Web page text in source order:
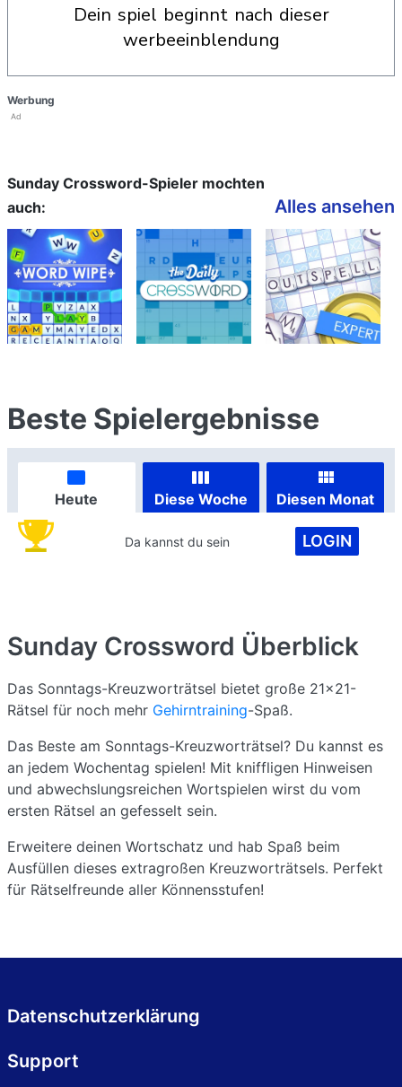
dein spiel beginnt nach dieser
werbeeinblendung
Werbung
Ad
Sunday Crossword-Spieler mochten
auch:
Alles ansehen
Beste Spielergebnisse
Heute Diese Woche Diesen Monat
Da kannst du sein LOGIN
Sunday Crossword Überblick
Das Sonntags-Kreuzworträtsel bietet große 21x21-
Rätsel für noch mehr Gehirntraining-Spaß.
Das Beste am Sonntags-Kreuzworträtsel? Du kannst es
an jedem Wochentag spielen! Mit kniffligen Hinweisen
und abwechslungsreichen Wortspielen wirst du vom
ersten Rätsel an gefesselt sein.
Erweitere deinen Wortschatz und hab Spaß beim
Ausfüllen dieses extragroßen Kreuzworträtsels. Perfekt
für Rätselfreunde aller Könnensstufen!
Datenschutzerklärung
Support